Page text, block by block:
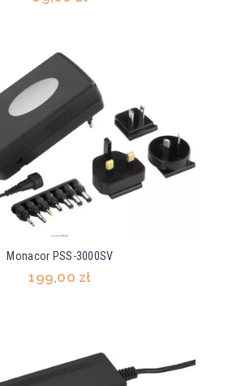
Monacor PSS-3000SV
199,00 zł